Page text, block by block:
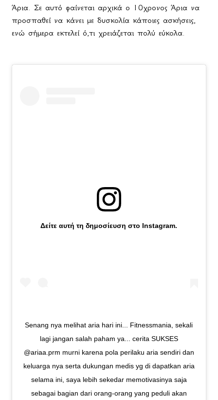
Άρια. Σε αυτό φαίνεται αρχικά ο 10χρονος Άρια να
προσπαθεί να κάνει με δυσκολία κάποιες ασκήσεις,
ενώ σήμερα εκτελεί ό,τι χρειάζεται πολύ εύκολα.
Δείτε αυτή τη δημοσίευση στο Instagram.
Senang nya melihat aria hari ini... Fitnessmania, sekali
lagi jangan salah paham ya... cerita SUKSES
@ariaa.prm murni karena pola perilaku aria sendiri dan
keluarga nya serta dukungan medis yg di dapatkan aria
selama ini, saya lebih sekedar memotivasinya saja
sebagai bagian dari orang-orang yang peduli akan